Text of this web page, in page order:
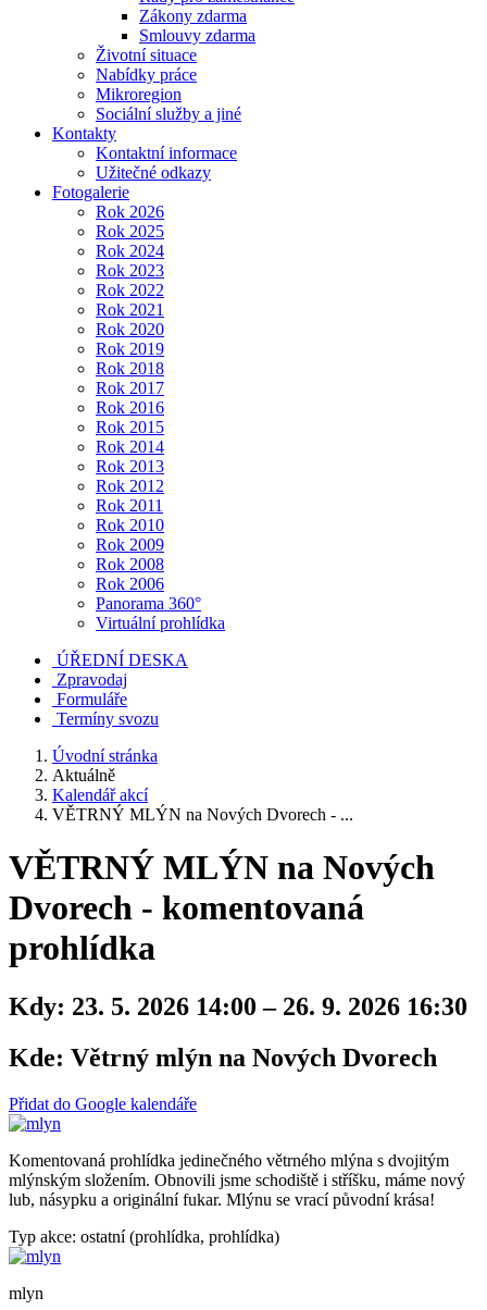
Zákony zdarma
Smlouvy zdarma
Životní situace
Nabídky práce
Mikroregion
Sociální služby a jiné
Kontakty
Kontaktní informace
Užitečné odkazy
Fotogalerie
Rok 2026
Rok 2025
Rok 2024
Rok 2023
Rok 2022
Rok 2021
Rok 2020
Rok 2019
Rok 2018
Rok 2017
Rok 2016
Rok 2015
Rok 2014
Rok 2013
Rok 2012
Rok 2011
Rok 2010
Rok 2009
Rok 2008
Rok 2006
Panorama 360°
Virtuální prohlídka
ÚŘEDNÍ DESKA
Zpravodaj
Formuláře
Termíny svozu
Úvodní stránka
Aktuálně
Kalendář akcí
VĚTRNÝ MLÝN na Nových Dvorech - ...
VĚTRNÝ MLÝN na Nových
Dvorech - komentovaná
prohlídka
Kdy: 23. 5. 2026 14:00 – 26. 9. 2026 16:30
Kde: Větrný mlýn na Nových Dvorech
Přidat do Google kalendáře
Komentovaná prohlídka jedinečného větrného mlýna s dvojitým
mlýnským složením. Obnovili jsme schodiště i stříšku, máme nový
lub, násypku a originální fukar. Mlýnu se vrací původní krása!
Typ akce: ostatní (prohlídka, prohlídka)
mlyn